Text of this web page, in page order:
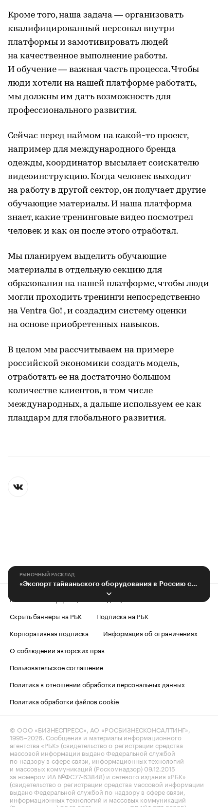
Кроме того, наша задача — организовать
квалифицированный персонал внутри
платформы и замотивировать людей
на качественное выполнение работы.
И обучение — важная часть процесса. Чтобы
люди хотели на нашей платформе работать,
мы должны им дать возможность для
профессионального развития.
Сейчас перед наймом на какой-то проект,
например для международного бренда
одежды, координатор высылает соискателю
видеоинструкцию. Когда человек выходит
на работу в другой сектор, он получает другие
обучающие материалы. И наша платформа
знает, какие тренинговые видео посмотрел
человек и как он после этого отработал.
Мы планируем выделить обучающие
материалы в отдельную секцию для
образования на нашей платформе, чтобы люди
могли проходить тренинги непосредственно
на Ventra Go! , и создадим систему оценки
на основе приобретенных навыков.
В целом мы рассчитываем на примере
российской экономики создать модель,
отработать ее на достаточно большом
количестве клиентов, в том числе
международных, а дальше используем ее как
плацдарм для глобального развития.
РЫНОЧНЫЙ РАСКЛАД
Контактная информация
Редакция
Скрыть баннеры на РБК
Подписка на РБК
Корпоративная подписка
Информация об ограничениях
О соблюдении авторских прав
Пользовательское соглашение
Политика в отношении обработки персональных данных
Политика обработки файлов cookie
© ООО «БИЗНЕСПРЕСС», АО «РОСБИЗНЕСКОНСАЛТИНГ»,
1995–2026 . Сообщения и материалы информационного
агентства «РБК» (свидетельство о регистрации средства
массовой информации выдано Федеральной службой
по надзору в сфере связи, информационных технологий
и массовых коммуникаций (Роскомнадзор) 09.12.2015
за номером ИА №ФС77-63848) и сетевого издания «РБК»
(свидетельство о регистрации средства массовой информации
выдано Федеральной службой по надзору в сфере связи,
информационных технологий и массовых коммуникаций